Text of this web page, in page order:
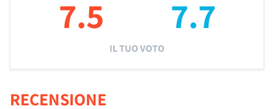
7.5 7.7
IL TUO VOTO
RECENSIONE